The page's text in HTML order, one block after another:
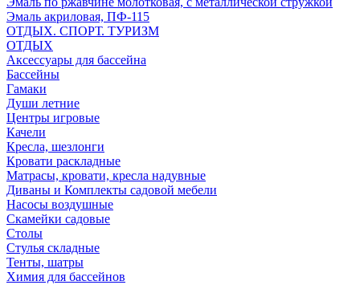
Эмаль акриловая, ПФ-115
ОТДЫХ. СПОРТ. ТУРИЗМ
ОТДЫХ
Аксессуары для бассейна
Бассейны
Гамаки
Души летние
Центры игровые
Качели
Кресла, шезлонги
Кровати раскладные
Матрасы, кровати, кресла надувные
Диваны и Комплекты садовой мебели
Насосы воздушные
Скамейки садовые
Столы
Стулья складные
Тенты, шатры
Химия для бассейнов